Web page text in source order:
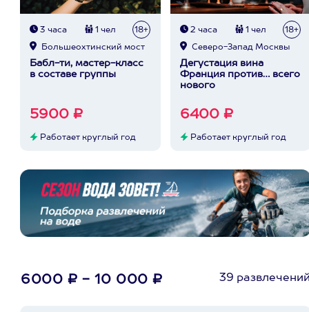
3 часа 1 чел 18+
Большеохтинский мост
Бабл-ти, мастер-класс
в составе группы
5900 ₽
Работает круглый год
2 часа 1 чел 18+
Северо-Запад Москвы
Дегустация вина
Франция против… всего
нового
6400 ₽
Работает круглый год
6000 ₽ - 10 000 ₽ 39